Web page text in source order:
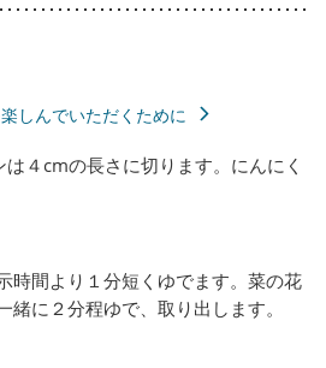
しんでいただくために
４cmの長さに切ります。にんにく
時間より１分短くゆでます。菜の花
緒に２分程ゆで、取り出します。